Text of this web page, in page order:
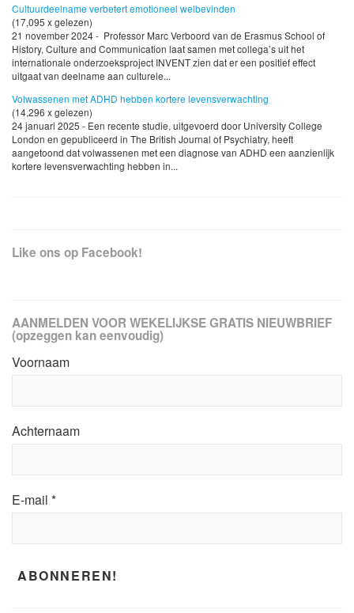
Cultuurdeelname verbetert emotioneel welbevinden
(17,095 x gelezen)
21 november 2024 - Professor Marc Verboord van de Erasmus School of
History, Culture and Communication laat samen met collega’s uit het
internationale onderzoeksproject INVENT zien dat er een positief effect
uitgaat van deelname aan culturele...
Volwassenen met ADHD hebben kortere levensverwachting
(14,296 x gelezen)
24 januari 2025 - Een recente studie, uitgevoerd door University College
London en gepubliceerd in The British Journal of Psychiatry, heeft
aangetoond dat volwassenen met een diagnose van ADHD een aanzienlijk
kortere levensverwachting hebben in...
Like ons op Facebook!
AANMELDEN VOOR WEKELIJKSE GRATIS NIEUWBRIEF
(opzeggen kan eenvoudig)
Voornaam
Achternaam
E-mail *